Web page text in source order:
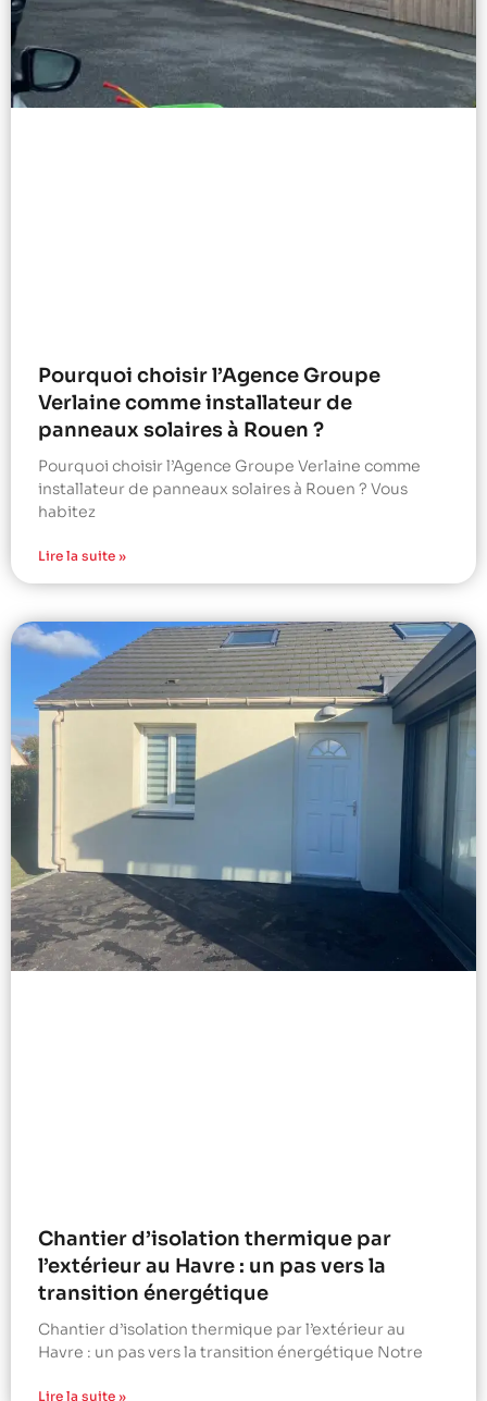
Pourquoi choisir l’Agence Groupe
Verlaine comme installateur de
panneaux solaires à Rouen ?
Pourquoi choisir l’Agence Groupe Verlaine comme
installateur de panneaux solaires à Rouen ? Vous
habitez
Lire la suite »
Chantier d’isolation thermique par
l’extérieur au Havre : un pas vers la
transition énergétique
Chantier d’isolation thermique par l’extérieur au
Havre : un pas vers la transition énergétique Notre
Lire la suite »